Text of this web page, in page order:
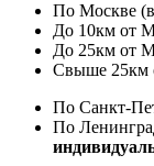
По Москве
До 10км от
До 25км от
Свыше
По Санкт-
По